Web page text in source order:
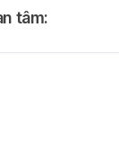
tâm: